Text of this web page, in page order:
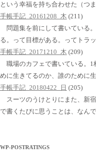
という幸福を持ち合わせた（つ
手帳手記_20161208_木 (211)
問題集を前にして書いている
る。って目標がある。ってトラ
手帳手記_20171210_木 (209)
職場のカフェで書いている。
めに生きてるのか、誰のために
手帳手記_20180422_日 (205)
スーツのうけとりにまた、新
で書くたびに思うことは、なん
WP-POSTRATINGS